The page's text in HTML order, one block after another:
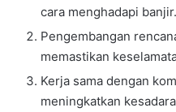
cara menghadapi banjir.
Pengembangan
memastikan
Kerja sama dengan
meningkatkan